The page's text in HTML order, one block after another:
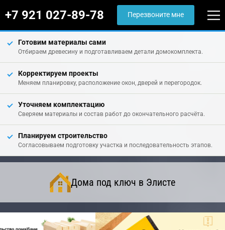
+7 921 027-89-78 Перезвоните мне
Готовим материалы сами
Отбираем древесину и подготавливаем детали домокомплекта.
Корректируем проекты
Меняем планировку, расположение окон, дверей и перегородок.
Уточняем комплектацию
Сверяем материалы и состав работ до окончательного расчёта.
Планируем строительство
Согласовываем подготовку участка и последовательность этапов.
Дома под ключ в Элисте